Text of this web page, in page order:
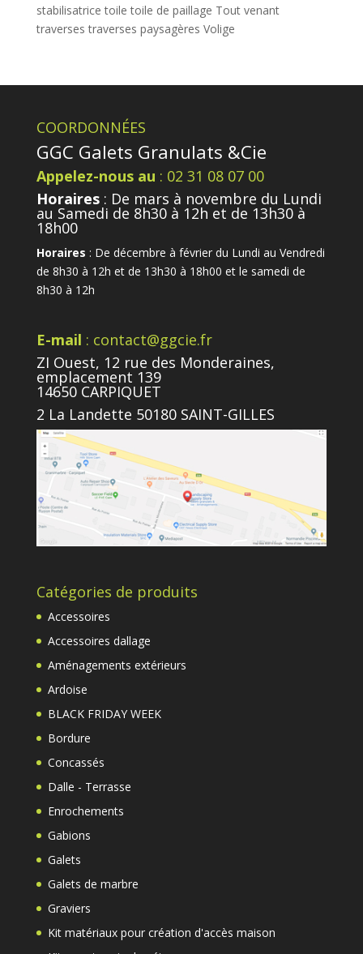
stabilisatrice toile toile de paillage Tout venant
traverses traverses paysagères Volige
COORDONNÉES
GGC Galets Granulats &Cie
Appelez-nous au : 02 31 08 07 00
Horaires: De mars à novembre du Lundi
au Samedi de 8h30 à 12h et de 13h30 à
18h00
Horaires : De décembre à février du Lundi au Vendredi
de 8h30 à 12h et de 13h30 à 18h00 et le samedi de
8h30 à 12h
E-mail : contact@ggcie.fr
ZI Ouest, 12 rue des Monderaines,
emplacement 139
14650 CARPIQUET
2 La Landette 50180 SAINT-GILLES
Catégories de produits
Accessoires
Accessoires dallage
Aménagements extérieurs
Ardoise
BLACK FRIDAY WEEK
Bordure
Concassés
Dalle - Terrasse
Enrochements
Gabions
Galets
Galets de marbre
Graviers
Kit matériaux pour création d'accès maison